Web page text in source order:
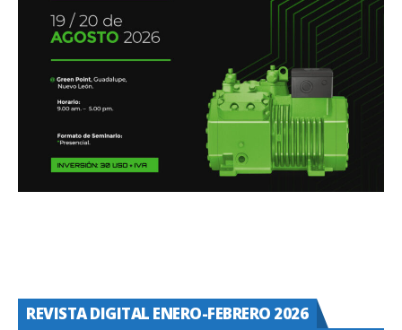
REVISTA DIGITAL ENERO-FEBRERO 2026